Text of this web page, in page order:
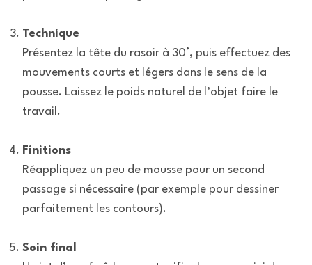
Technique
Présentez la tête du rasoir à 30°, puis effectuez des
mouvements courts et légers dans le sens de la
pousse. Laissez le poids naturel de l’objet faire le
travail.
Finitions
Réappliquez un peu de mousse pour un second
passage si nécessaire (par exemple pour dessiner
parfaitement les contours).
Soin final